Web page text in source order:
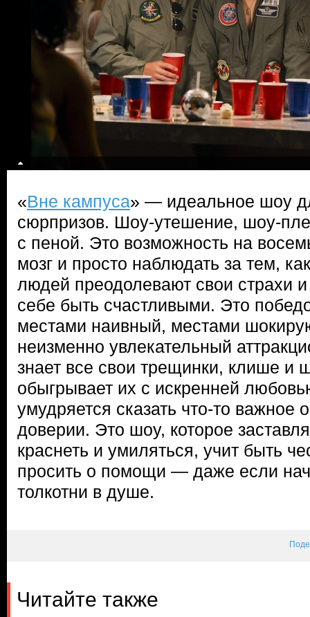
«Вне кампуса» — идеальное шоу
сюрпризов. Шоу-утешение, шоу-
с пеной. Это возможность на
мозг и просто наблюдать за тем,
людей преодолевают свои страхи
себе быть счастливыми. Это
местами наивный, местами
неизменно увлекательный
знает все свои трещинки, клише и
обыгрывает их с искренней
умудряется сказать что-то важное
доверии. Это шоу, которое
краснеть и умиляться, учит быть
просить о помощи — даже если
толкотни в душе.
Читайте также